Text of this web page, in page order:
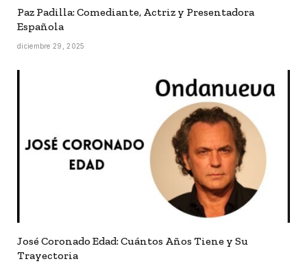
Paz Padilla: Comediante, Actriz y Presentadora
Española
diciembre 29, 2025
José Coronado Edad: Cuántos Años Tiene y Su
Trayectoria